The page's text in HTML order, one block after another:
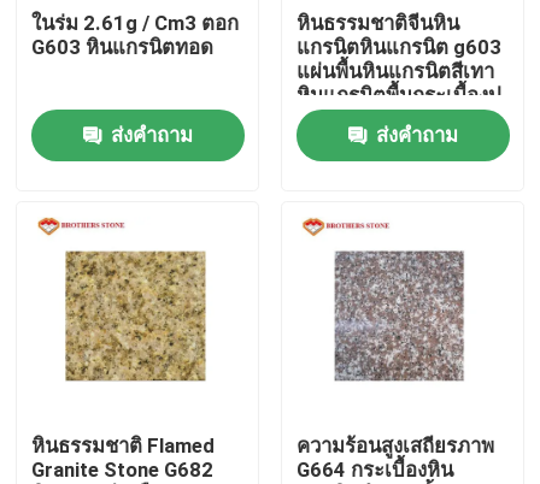
ผลิตภัณฑ์
กระเบื้องหินแกรนิต
หินแกรนิตขัด
หินแกรนิต
กระเบื้องหินอ่อน
ในร่ม 2.61g / Cm3 ตอก
G603 หินแกรนิตทอด
ส่งคำถาม
หินธรรมชาติจีนหิน
แกรนิตหินแกรนิต g603
แผ่นพื้นหินแกรนิตสีเทา
หินแกรนิตพื้นกระเบื้องปู
พื้นหินแกรนิต G603
ส่งคำถาม
หินธรรมชาติ Flamed
Granite Stone G682
ความร้อนสูงเสถียรภาพ
G664 กระเบื้องหิน